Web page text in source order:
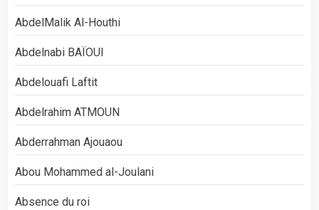
AbdelMalik Al-Houthi
Abdelnabi BAÏOUI
Abdelouafi Laftit
Abdelrahim ATMOUN
Abderrahman Ajouaou
Abou Mohammed al-Joulani
Absence du roi